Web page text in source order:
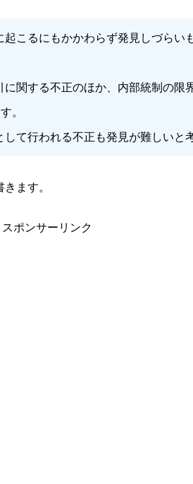
こるにもかかわらず発見しづらい
関する不正のほか、内部統制の限
。
て行われる不正も発見が難しいと
ます。
スポンサーリンク